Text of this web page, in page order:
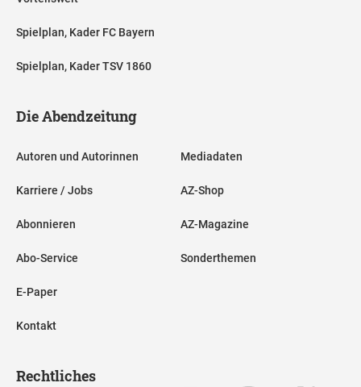
Spielplan, Kader FC Bayern
Spielplan, Kader TSV 1860
Die Abendzeitung
Autoren und Autorinnen
Karriere / Jobs
Abonnieren
Abo-Service
E-Paper
Kontakt
Mediadaten
AZ-Shop
AZ-Magazine
Sonderthemen
Rechtliches